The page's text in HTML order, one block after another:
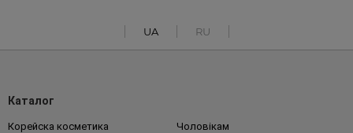
UA RU
Каталог
Корейска косметика Чоловікам